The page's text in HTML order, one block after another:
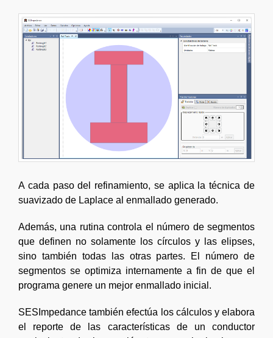
A cada paso del refinamiento, se aplica la técnica de
suavizado de Laplace al enmallado generado.
Además, una rutina controla el número de segmentos
que definen no solamente los círculos y las elipses,
sino también todas las otras partes. El número de
segmentos se optimiza internamente a fin de que el
programa genere un mejor enmallado inicial.
SESImpedance también efectúa los cálculos y elabora
el reporte de las características de un conductor